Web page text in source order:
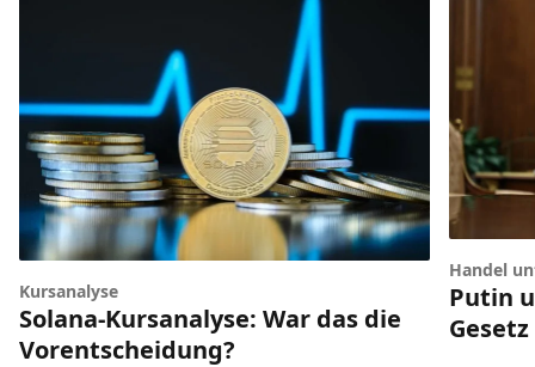
Kursanalyse
Solana-Kursanalyse: War das die
Vorentscheidung?
Handel
Putin